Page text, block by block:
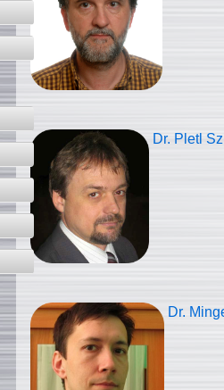
Dr. Pletl
Dr.